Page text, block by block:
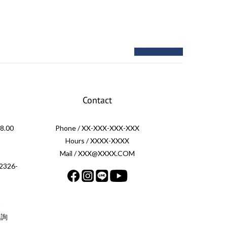
Contact
Phone / XX-XXX-XXX-XXX
Hours / XXXX-XXXX
Mail / XXX@XXXX.COM